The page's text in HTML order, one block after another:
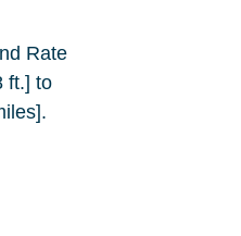
Rate
ft.] to